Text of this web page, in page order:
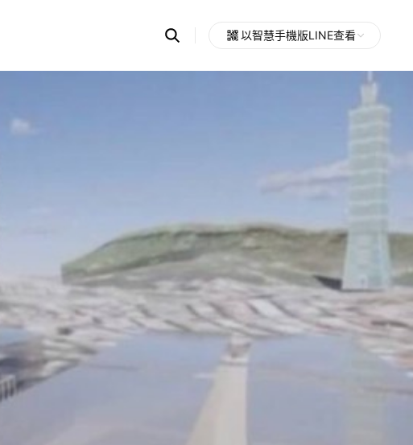
Search
OpenChats
messages
search
以智慧手機版LINE查看